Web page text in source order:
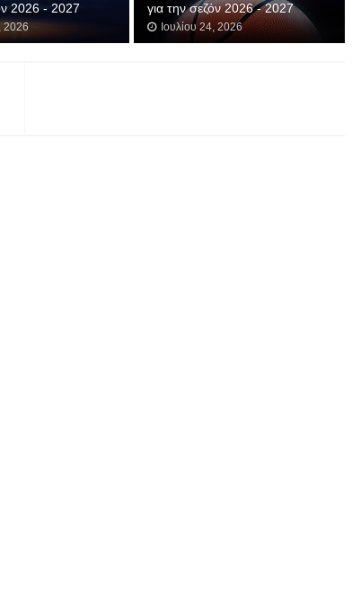
2026 - 2027
2026
για την σεζόν 2026 - 2027
Ιουλίου 24, 2026